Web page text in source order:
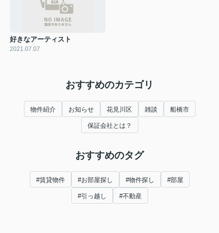
好きなアーティスト
2021.07.07
おすすめのカテゴリ
物件紹介 お知らせ 花見川区 雑談 船橋市
保証会社とは？
おすすめのタグ
#賃貸物件 #お部屋探し #物件探し #部屋
#引っ越し #不動産